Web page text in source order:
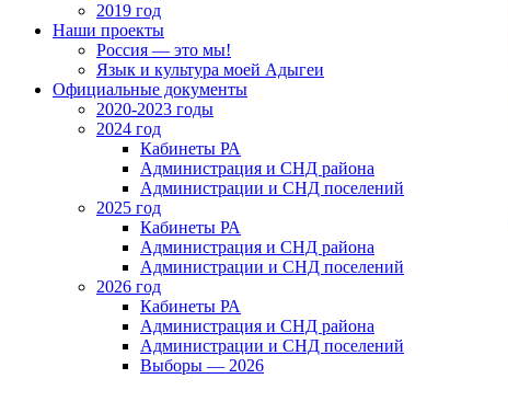
2019 год
Наши проекты
Россия — это мы!
Язык и культура моей Адыгеи
Официальные документы
2020-2023 годы
2024 год
Кабинеты РА
Администрация и СНД района
Администрации и СНД поселений
2025 год
Кабинеты РА
Администрация и СНД района
Администрации и СНД поселений
2026 год
Кабинеты РА
Администрация и СНД района
Администрации и СНД поселений
Выборы — 2026